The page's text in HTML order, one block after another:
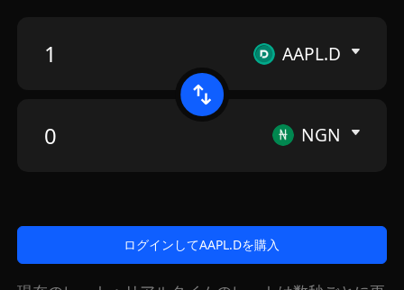
AAPL.D
NGN
ログインしてAAPL.Dを購入